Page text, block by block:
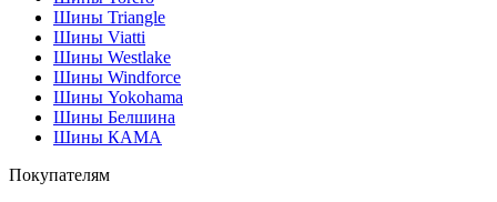
Шины Triangle
Шины Viatti
Шины Westlake
Шины Windforce
Шины Yokohama
Шины Белшина
Шины КАМА
Покупателям